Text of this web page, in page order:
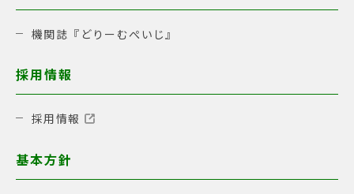
機関誌『どりーむぺいじ』
採用情報
採用情報
基本方針